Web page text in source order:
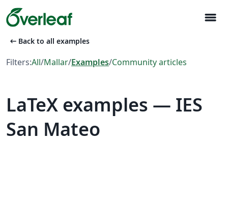
menu
arrow_left_alt Back to all examples
Filters:All/Mallar/Examples/Community articles
LaTeX examples — IES
San Mateo